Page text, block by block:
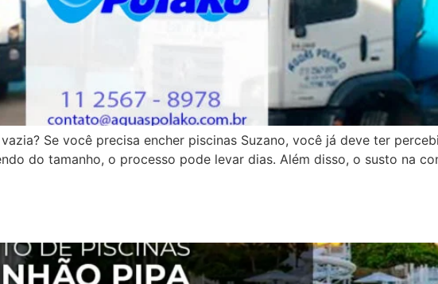
Se você precisa encher piscinas Suzano, você já deve ter
do tamanho, o processo pode levar dias. Além disso, o susto na